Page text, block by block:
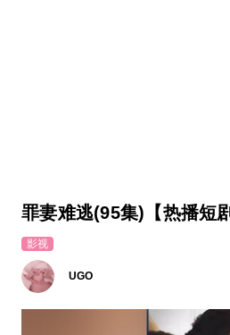
罪妻难逃(95集)【热播短剧
影视
UGO